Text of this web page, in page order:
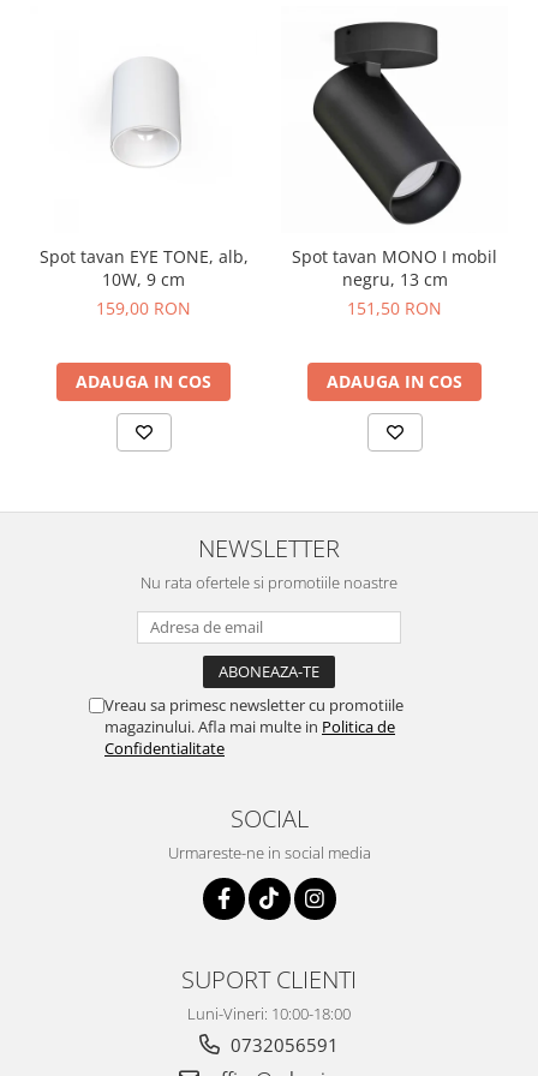
Spot tavan EYE TONE, alb,
10W, 9 cm
159,00 RON
ADAUGA IN COS
Spot tavan MONO I mobil
negru, 13 cm
151,50 RON
ADAUGA IN COS
NEWSLETTER
Nu rata ofertele si promotiile noastre
Vreau sa primesc newsletter cu promotiile
magazinului. Afla mai multe in Politica de
Confidentialitate
SOCIAL
Urmareste-ne in social media
SUPORT CLIENTI
Luni-Vineri: 10:00-18:00
0732056591